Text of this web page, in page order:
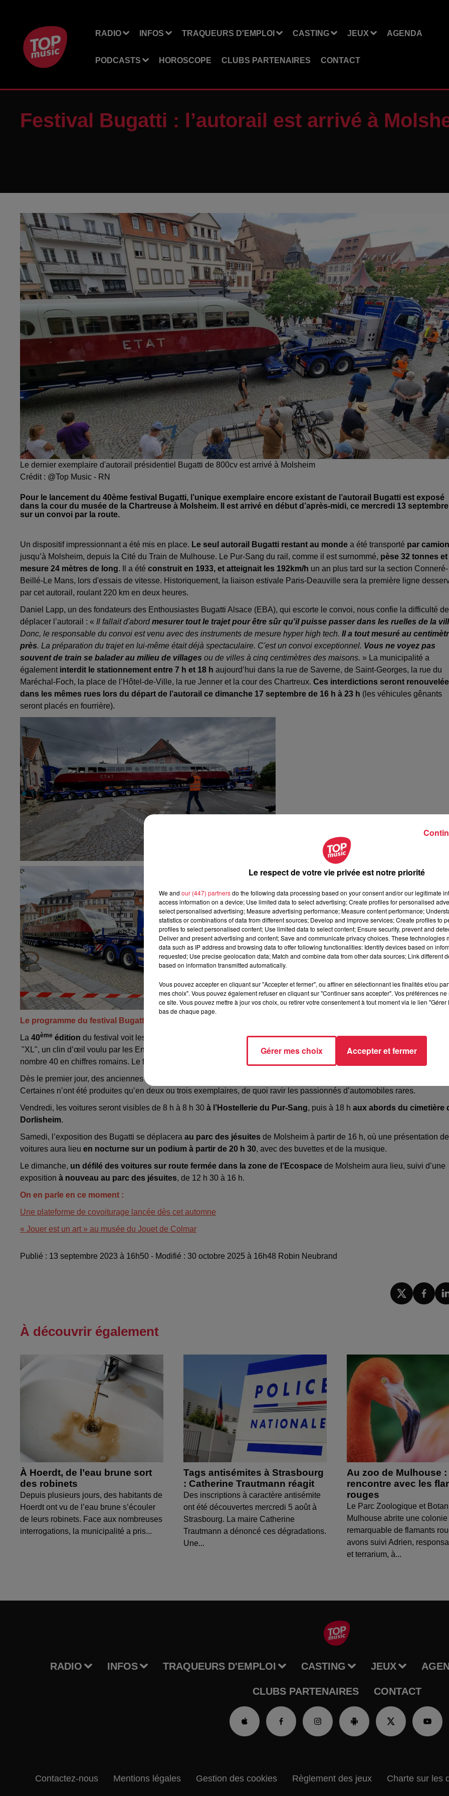
RADIO INFOS TRAQUEURS D'EMPLOI CASTING JEUX AGENDA
PODCASTS HOROSCOPE CLUBS PARTENAIRES CONTACT
Festival Bugatti : l’autorail est arrivé à
Le dernier exemplaire d'autorail présidentiel Bugatti de 800cv est arrivé à Molsheim
Crédit : @Top Music - RN
Pour le lancement du 40ème festival Bugatti, l’unique exemplaire encore existant de l’autorail Bugatti est exposé
dans la cour du musée de la Chartreuse à Molsheim. Il est arrivé en début d’après-midi, ce mercredi 13
sur un convoi par la route.
Un dispositif impressionnant a été mis en place. Le seul autorail Bugatti restant au monde a été transporté par camion
jusqu’à Molsheim, depuis la Cité du Train de Mulhouse. Le Pur-Sang du rail, comme il est surnommé, pèse 32 tonnes et
mesure 24 mètres de long. Il a été construit en 1933, et atteignait les 192km/h un an plus tard sur la section Conneré-
Beillé-Le Mans, lors d'essais de vitesse. Historiquement, la liaison estivale Paris-Deauville sera la première ligne
par cet autorail, roulant 220 km en deux heures.
Daniel Lapp, un des fondateurs des Enthousiastes Bugatti Alsace (EBA), qui escorte le convoi, nous confie la difficulté de
déplacer l’autorail : « Il fallait d'abordmesurer tout le trajet pour être sûr qu'il puisse passer dans les ruelles de la
Donc, le responsable du convoi est venu avec des instruments de mesure hyper high tech. Il a tout mesuré au
près. La préparation du trajet en lui-même était déjà spectaculaire. C'est un convoi exceptionnel. Vous ne voyez pas
souvent de train se balader au milieu de villages ou de villes à cinq centimètres des maisons. » La municipalité a
également interdit le stationnement entre 7 h et 18 h aujourd’hui dans la rue de Saverne, de Saint-Georges, la rue du
Maréchal-Foch, la place de l’Hôtel-de-Ville, la rue Jenner et la cour des Chartreux. Ces interdictions seront
dans les mêmes rues lors du départ de l’autorail ce dimanche 17 septembre de 16 h à 23 h (les véhicules gênants
seront placés en fourrière).
Le programme du festival Bugatti "XL"
La 40ème édition du festival voit les choses en grand. Cette année,73 voitures anciennessont inscrites. Une version
"XL", un clin d’œil voulu par les Enthousiastes Bugatti Alsace, l’association organisatrice de l’événement, en référence
nombre 40 en chiffres romains. Le festival se tiendra s
Dès le premier jour, des anciennes Bugatti seront
Certaines n’ont été produites qu’en deux ou trois exemplaires, de quoi ravir les passionnés d’automobiles rares.
Vendredi, les voitures seront visibles de 8 h à 8 h 30 à l’Hostellerie du Pur-Sang, puis à 18 h aux abords du cimetière
Dorlisheim.
Samedi, l’exposition des Bugatti se déplacera au parc des jésuites de Molsheim à partir de 16 h, où une présentation
voitures aura lieu en nocturne sur un podium à partir de 20 h 30, avec des buvettes et de la musique.
Le dimanche, un défilé des voitures sur route fermée dans la zone de l’Ecospace de Molsheim aura lieu, suivi d’une
exposition à nouveau au parc des jésuites, de 12 h 30 à 16 h.
On en parle en ce moment :
Une plateforme de covoiturage lancée dès cet automne
« Jouer est un art » au musée du Jouet de Colmar
Publié : 13 septembre 2023 à 16h50 - Modifié : 30 octobre 2025 à 16h48 Robin Neubrand
À découvrir également
À Hoerdt, de l’eau brune sort
des robinets
Depuis plusieurs jours, des habitants de
Hoerdt ont vu de l’eau brune s’écouler
de leurs robinets. Face aux nombreuses
interrogations, la municipalité a pris...
Tags antisémites à Strasbourg
: Catherine Trautmann réagit
Des inscriptions à caractère antisémite
ont été découvertes mercredi 5 août à
Strasbourg. La maire Catherine
Trautmann a dénoncé ces dégradations.
Une...
Au zoo de Mulhouse :
rencontre avec les
rouges
Le Parc Zoologique et
Mulhouse abrite une colonie
remarquable de flamants
avons suivi Adrien,
et terrarium, à...
RADIO INFOS TRAQUEURS D'EMPLOI CASTING JEUX
CLUBS PARTENAIRES CONTACT
Contactez-nous Mentions légales Gestion des cookies Règlement des jeux Charte sur les
Le respect de votre vie privée est notre priorité
We and our (447) partnersdo the following data processing based on your consent and/or our legitimate
access information on a device; Use limited data to select advertising; Create profiles for personalised
select personalised advertising; Measure advertising performance; Measure content performance;
statistics or combinations of data from different sources; Develop and improve services; Create profiles to
profiles to select personalised content; Use limited data to select content; Ensure security, prevent and
Deliver and present advertising and content; Save and communicate privacy choices. These technologies
data such as IP address and browsing data to offer following functionalities: Identify devices based on
requested; Use precise geolocation data; Match and combine data from other data sources; Link different
based on information transmitted automatically.
Vous pouvez accepter en cliquant sur "Accepter et fermer", ou affiner en sélectionnant les finalités et/ou
mes choix". Vous pouvez également refuser en cliquant sur "Continuer sans accepter". Vos préférences
ce site. Vous pouvez mettre à jour vos choix, ou retirer votre consentement à tout moment via le lien
bas de chaque page.
Gérer mes choix Accepter et fermer